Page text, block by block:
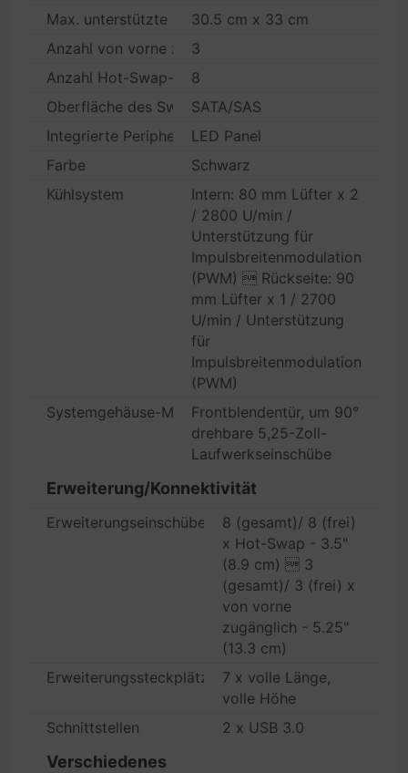
Max. unterstützte Abmessungen
30.5 cm x 33 cm
Anzahl von vorne zugänglicher Einbauschächte
3
Anzahl Hot-Swap-Einbauschächte
8
Oberfläche des Swap-fähigen Laufwerks
SATA/SAS
Integrierte Peripheriegeräte
LED Panel
Farbe
Schwarz
Kühlsystem
Intern: 80 mm Lüfter x 2
/ 2800 U/min /
Unterstützung für
Impulsbreitenmodulation
(PWM)  Rückseite: 90
mm Lüfter x 1 / 2700
U/min / Unterstützung
für
Impulsbreitenmodulation
(PWM)
Systemgehäuse-MerkmaleFrontblendentür, um 90°
drehbare 5,25-Zoll-
Laufwerkseinschübe
Erweiterung/Konnektivität
Erweiterungseinschübe
8 (gesamt)/ 8 (frei)
x Hot-Swap - 3.5"
(8.9 cm)  3
(gesamt)/ 3 (frei) x
von vorne
zugänglich - 5.25"
(13.3 cm)
Erweiterungssteckplätze
7 x volle Länge,
volle Höhe
Schnittstellen
2 x USB 3.0
Verschiedenes